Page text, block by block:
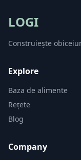
LOGI
Construiește
Explore
Baza de alimente
Rețete
Blog
Company